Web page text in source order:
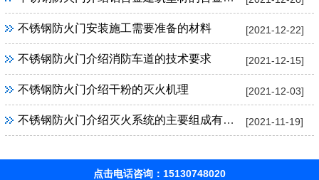
[2021-12-22]
不锈钢防火门安装施工需要准备的材料
[2021-12-15]
不锈钢防火门介绍消防车道的技术要求
[2021-12-03]
不锈钢防火门介绍干粉的灭火机理
[2021-11-19]
不锈钢防火门介绍灭火系统的主要组成有哪些？
点击电话咨询：15130748020